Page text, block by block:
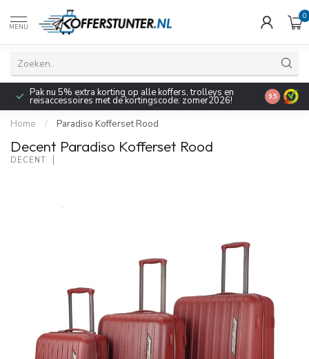
MENU
0
Pak nu 5% extra korting op alle koffers, trolleys en
reisaccessoires met de kortingscode: zomer2026! 9.5
Home / Paradiso Kofferset Rood
Decent Paradiso Kofferset Rood
DECENT